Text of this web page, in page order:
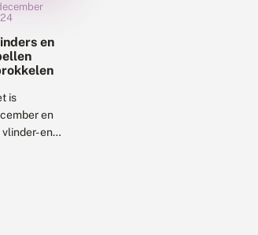
en
is
en
vlinder- en